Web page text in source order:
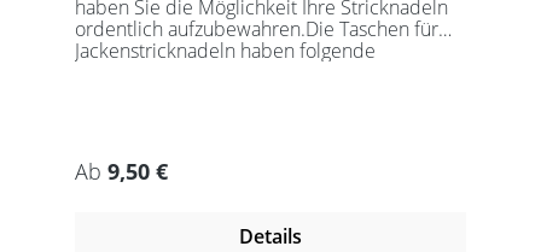
haben Sie die Möglichkeit Ihre Stricknadeln
ordentlich aufzubewahren.Die Taschen für
Jackenstricknadeln haben folgende
!
Regulärer Preis:
Ab 9,50 €
Details